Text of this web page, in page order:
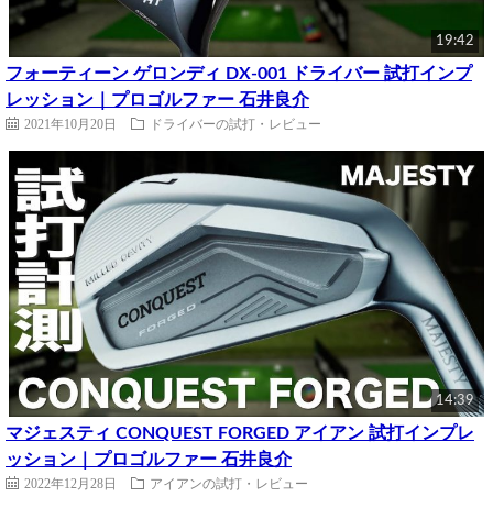
19:42
フォーティーン ゲロンディ DX-001 ドライバー 試打インプ
レッション｜プロゴルファー 石井良介
2021年10月20日 ドライバーの試打・レビュー
14:39
マジェスティ CONQUEST FORGED アイアン 試打インプレ
ッション｜プロゴルファー 石井良介
2022年12月28日 アイアンの試打・レビュー